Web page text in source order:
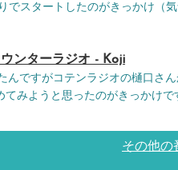
でスタートしたのがきっかけ（
ンターラジオ - Koji
んですがコテンラジオの樋口さ
てみようと思ったのがきっかけで
その他の